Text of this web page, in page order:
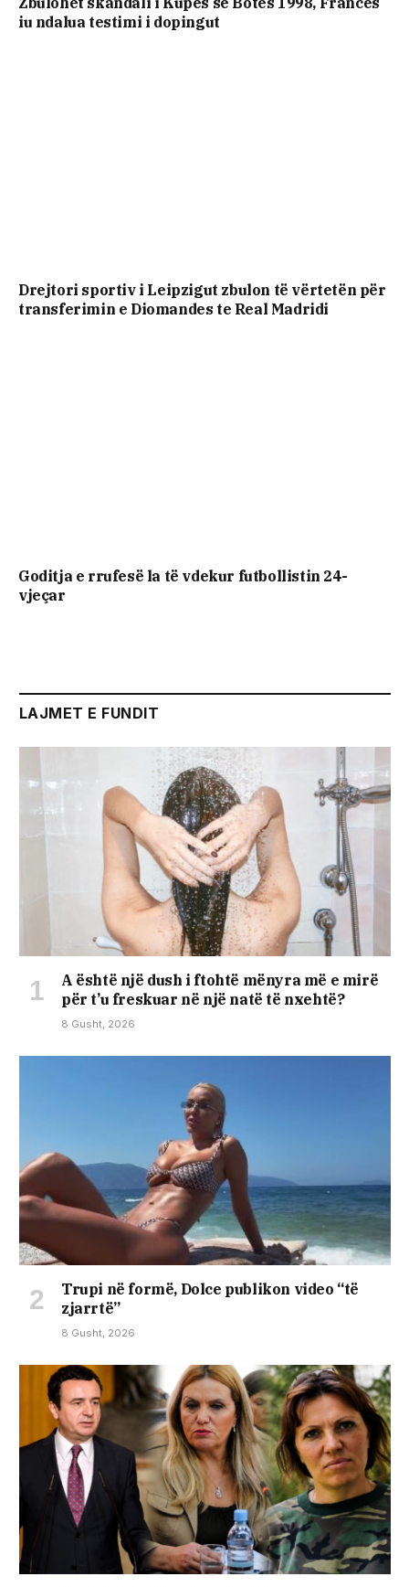
iu ndalua testimi i dopingut
Drejtori sportiv i Leipzigut zbulon të vërtetën për
transferimin e Diomandes te Real Madridi
Goditja e rrufesë la të vdekur futbollistin 24-
vjeçar
LAJMET E FUNDIT
A është një dush i ftohtë mënyra më e mirë
për t’u freskuar në një natë të nxehtë?
8 Gusht, 2026
Trupi në formë, Dolce publikon video “të
zjarrtë”
8 Gusht, 2026